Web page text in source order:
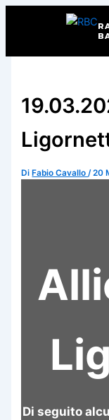
contenuto
Di Fabio Cavallo/20
Di seguito